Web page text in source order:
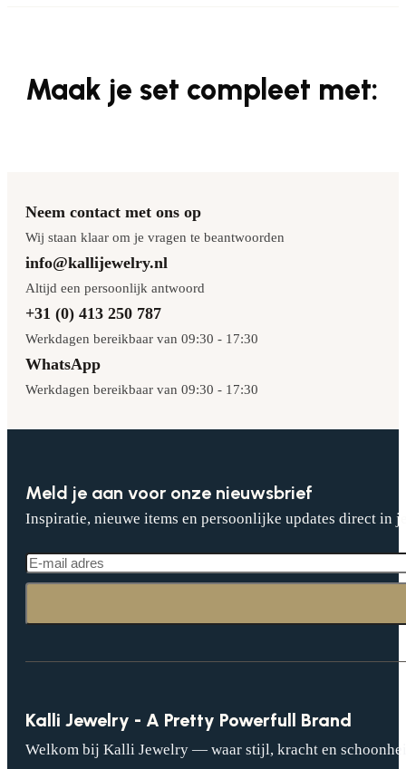
Maak je set compleet met:
Neem contact met ons op
Wij staan klaar om je vragen te beantwoorden
info@kallijewelry.nl
Altijd een persoonlijk antwoord
+31 (0) 413 250 787
Werkdagen bereikbaar van 09:30 - 17:30
WhatsApp
Werkdagen bereikbaar van 09:30 - 17:30
Meld je aan voor onze nieuwsbrief
Inspiratie, nieuwe items en persoonlijke updates direct in
Kalli Jewelry - A Pretty Powerfull Brand
Welkom bij Kalli Jewelry — waar stijl, kracht en